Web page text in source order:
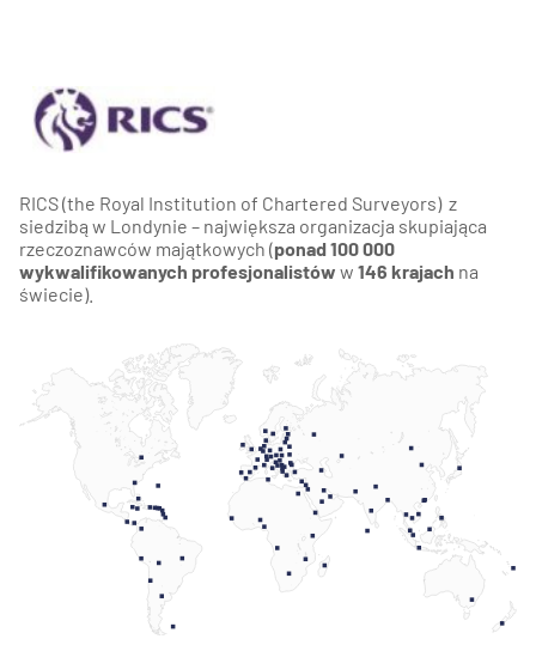
RICS (the Royal Institution of Chartered Surveyors) z
siedzibą w Londynie – największa organizacja skupiająca
rzeczoznawców majątkowych (ponad 100 000
wykwalifikowanych profesjonalistów w 146 krajach na
świecie).